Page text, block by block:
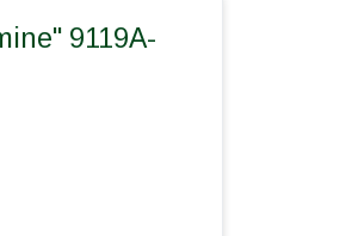
9119A-